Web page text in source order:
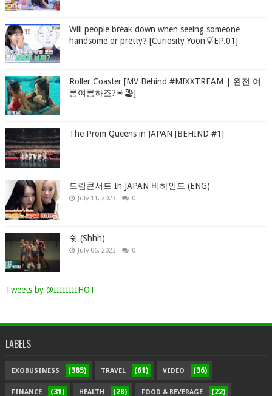
Will people break down when seeing someone
handsome or pretty? [Curiosity Yoon💡EP.01]
Roller Coaster [MV Behind #MIXXTREAM | 완전 여
름여름하죠?☀🏖]
The Prom Queens in JAPAN [BEHIND #1]
드림콘서트 In JAPAN 비하인드 (ENG)
July 11, 2023 0
쉿 (Shhh)
July 06, 2023 0
Tweets by @IIIIIIIIHOT
LABELS
EXOBUSINESS (385) TRAVEL (61) VIDEO (36)
FINANCE (31) HEALTH (28) FOOD & BEVERAGE (22)